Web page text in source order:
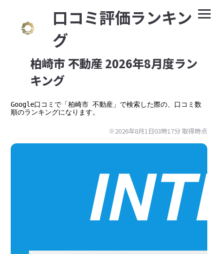
⼝コミ評価ランキン
グ
柏崎市 不動産 2026年8月度ラン
キング
Google⼝コミで「柏崎市 不動産」で検索した際の、口コミ数
順のランキングになります。
※2026年8月1日03時17分 取得時点